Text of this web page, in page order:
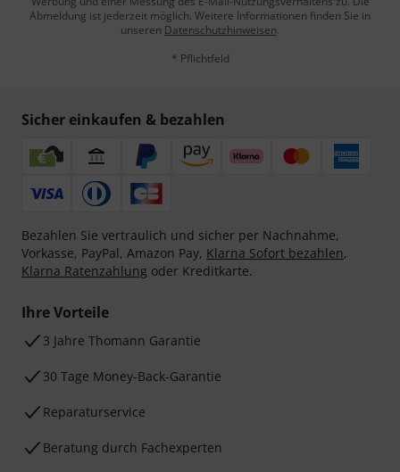
Abmeldung ist jederzeit möglich. Weitere Informationen finden Sie in
unseren Datenschutzhinweisen.
* Pflichtfeld
Sicher einkaufen & bezahlen
Bezahlen Sie vertraulich und sicher per Nachnahme,
Vorkasse, PayPal, Amazon Pay, Klarna Sofort bezahlen,
Klarna Ratenzahlung oder Kreditkarte.
Ihre Vorteile
3 Jahre Thomann Garantie
30 Tage Money-Back-Garantie
Reparaturservice
Beratung durch Fachexperten